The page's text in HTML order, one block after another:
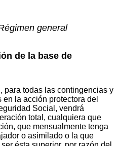
general
de la base de
todas las contingencias y
la acción protectora del
Social, vendrá
total, cualquiera que
que mensualmente tenga
o asimilado o la que